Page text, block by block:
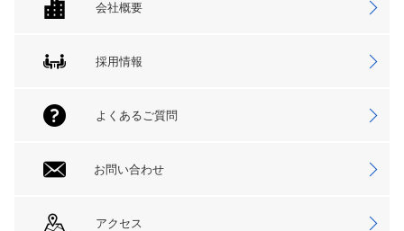
会社概要
採用情報
よくあるご質問
お問い合わせ
アクセス